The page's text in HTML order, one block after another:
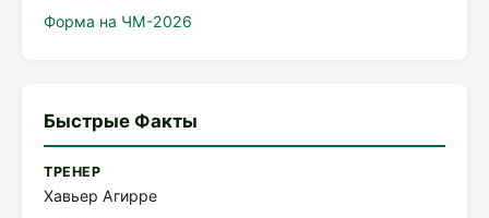
Форма на ЧМ-2026
Быстрые Факты
ТРЕНЕР
Хавьер Агирре